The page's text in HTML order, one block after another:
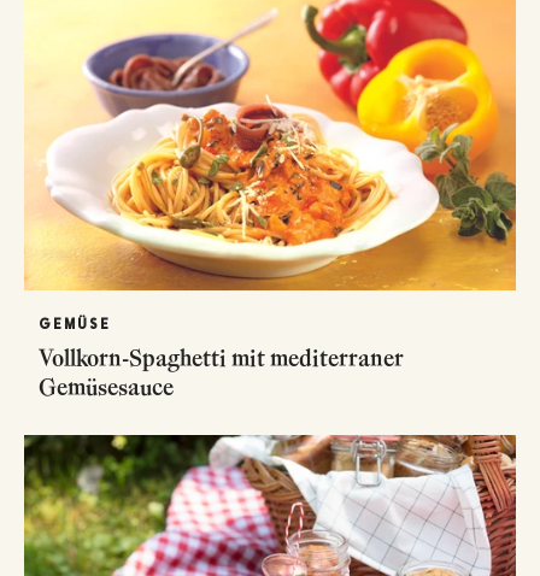
GEMÜSE
Vollkorn-Spaghetti mit mediterraner
Gemüsesauce